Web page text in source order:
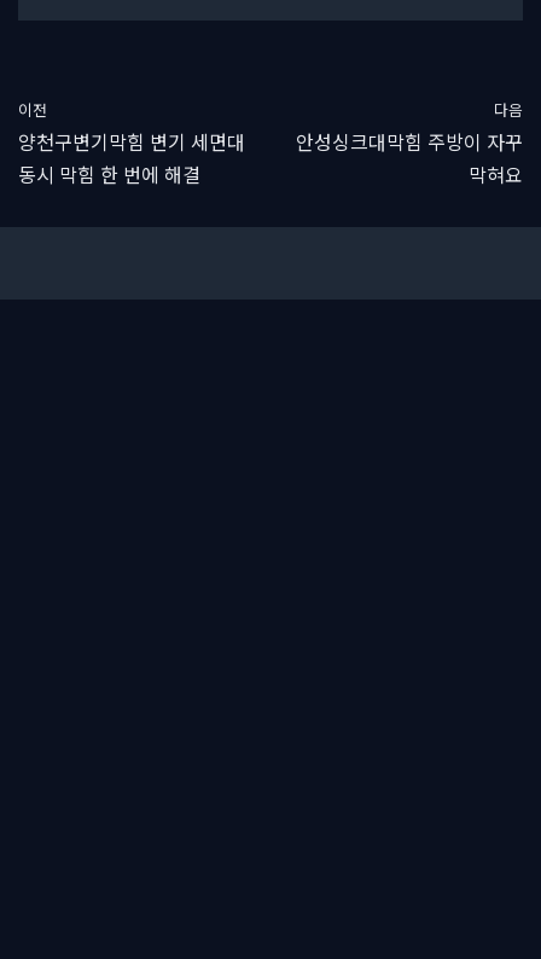
이전
양천구변기막힘 변기 세면대
동시 막힘 한 번에 해결
다음
안성싱크대막힘 주방이 자꾸
막혀요